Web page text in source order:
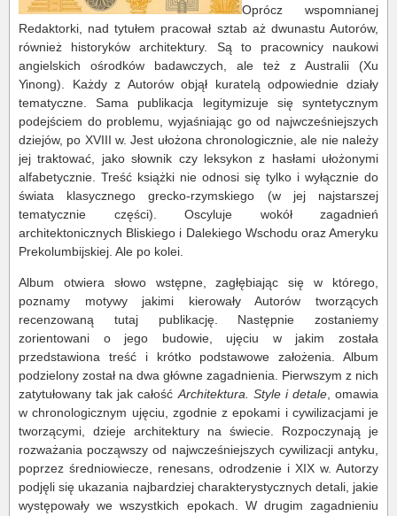
Oprócz wspomnianej
Redaktorki, nad tytułem pracował sztab aż dwunastu Autorów,
również historyków architektury. Są to pracownicy naukowi
angielskich ośrodków badawczych, ale też z Australii (Xu
Yinong). Każdy z Autorów objął kuratelą odpowiednie działy
tematyczne. Sama publikacja legitymizuje się syntetycznym
podejściem do problemu, wyjaśniając go od najwcześniejszych
dziejów, po XVIII w. Jest ułożona chronologicznie, ale nie należy
jej traktować, jako słownik czy leksykon z hasłami ułożonymi
alfabetycznie. Treść książki nie odnosi się tylko i wyłącznie do
świata klasycznego grecko-rzymskiego (w jej najstarszej
tematycznie części). Oscyluje wokół zagadnień
architektonicznych Bliskiego i Dalekiego Wschodu oraz Ameryku
Prekolumbijskiej. Ale po kolei.
Album otwiera słowo wstępne, zagłębiając się w którego,
poznamy motywy jakimi kierowały Autorów tworzących
recenzowaną tutaj publikację. Następnie zostaniemy
zorientowani o jego budowie, ujęciu w jakim została
przedstawiona treść i krótko podstawowe założenia. Album
podzielony został na dwa główne zagadnienia. Pierwszym z nich
zatytułowany tak jak całość Architektura. Style i detale, omawia
w chronologicznym ujęciu, zgodnie z epokami i cywilizacjami je
tworzącymi, dzieje architektury na świecie. Rozpoczynają je
rozważania począwszy od najwcześniejszych cywilizacji antyku,
poprzez średniowiecze, renesans, odrodzenie i XIX w. Autorzy
podjęli się ukazania najbardziej charakterystycznych detali, jakie
występowały we wszystkich epokach. W drugim zagadnieniu